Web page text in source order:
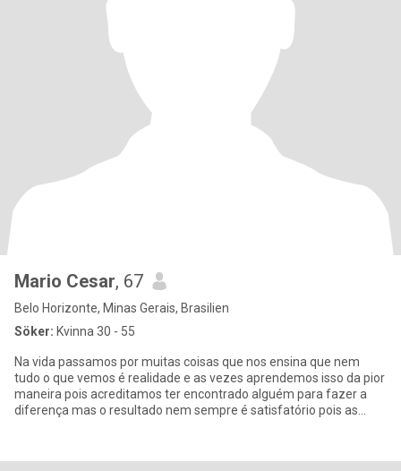
Mario Cesar, 67
Belo Horizonte, Minas Gerais, Brasilien
Söker: Kvinna 30 - 55
Na vida passamos por muitas coisas que nos ensina que nem
tudo o que vemos é realidade e as vezes aprendemos isso da pior
maneira pois acreditamos ter encontrado alguém para fazer a
diferença mas o resultado nem sempre é satisfatório pois as